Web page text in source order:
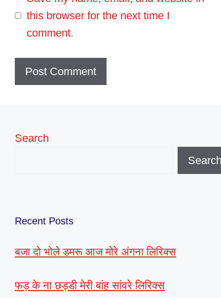
this browser for the next time I
comment.
Search
Recent Posts
बजा दो भोले डमरू आज मोरे अंगना लिरिक्स
फड़ के ना छड्डी मेरी बांह सांवरे लिरिक्स